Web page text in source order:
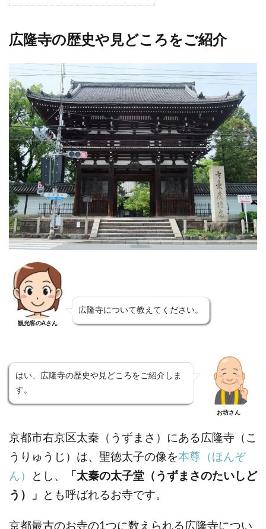
広隆寺の歴史や見どころをご紹介
観光客のAさん
広隆寺について教えてください。
はい、広隆寺の歴史や見どころをご紹介しま
す。
お坊さん
京都市右京区太秦（うずまさ）にある広隆寺（こ
うりゅうじ）は、聖徳太子の像を本尊（ほんぞ
ん）
とし、
「太秦の太子堂（うずまさのたいしど
う）」
とも呼ばれるお寺です。
京都最古のお寺の1つに数えられる広隆寺につい